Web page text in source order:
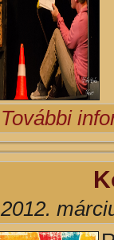
További
2012.